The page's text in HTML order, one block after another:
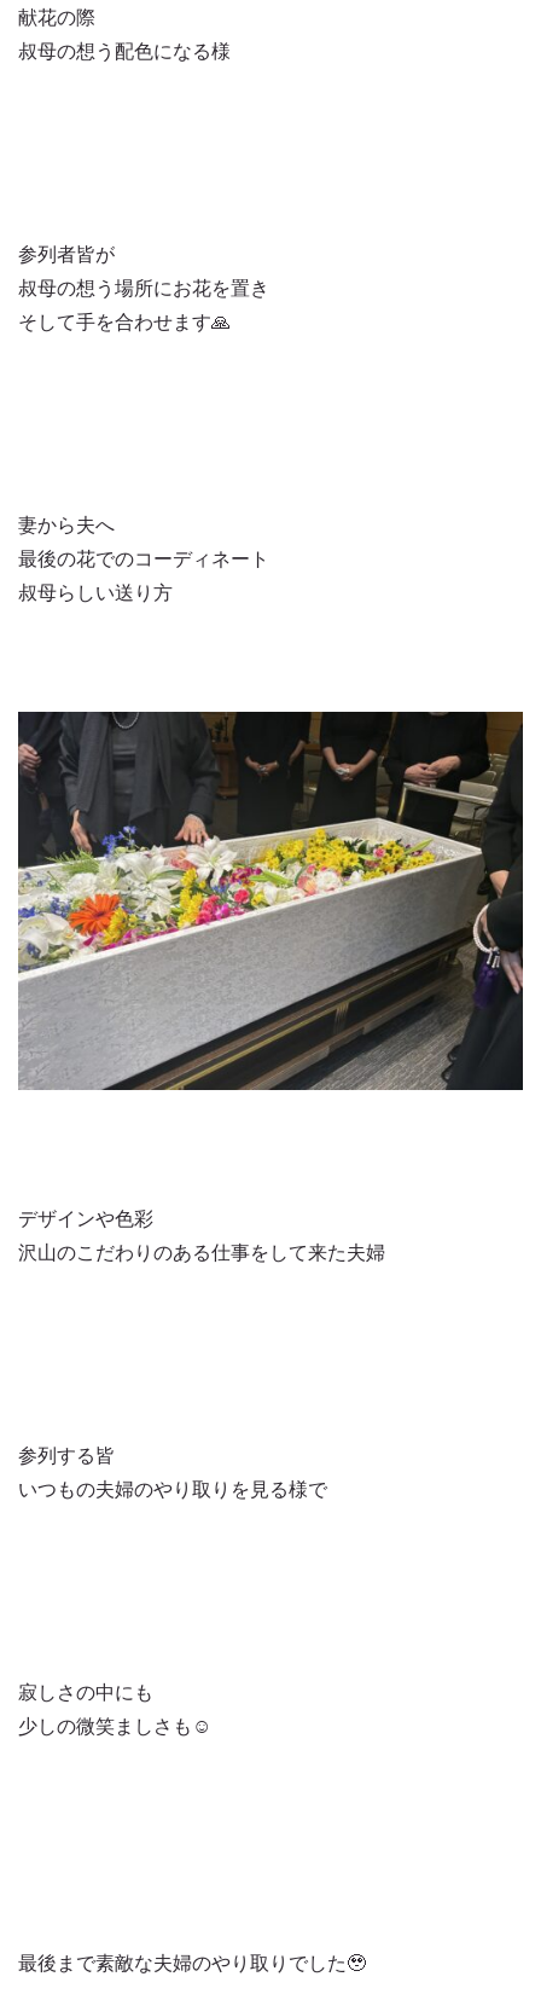
献花の際
叔母の想う配色になる様
参列者皆が
叔母の想う場所にお花を置き
そして手を合わせます🙏
妻から夫へ
最後の花でのコーディネート
叔母らしい送り方
デザインや色彩
沢山のこだわりのある仕事をして来た夫婦
参列する皆
いつもの夫婦のやり取りを見る様で
寂しさの中にも
少しの微笑ましさも☺️
最後まで素敵な夫婦のやり取りでした🥹